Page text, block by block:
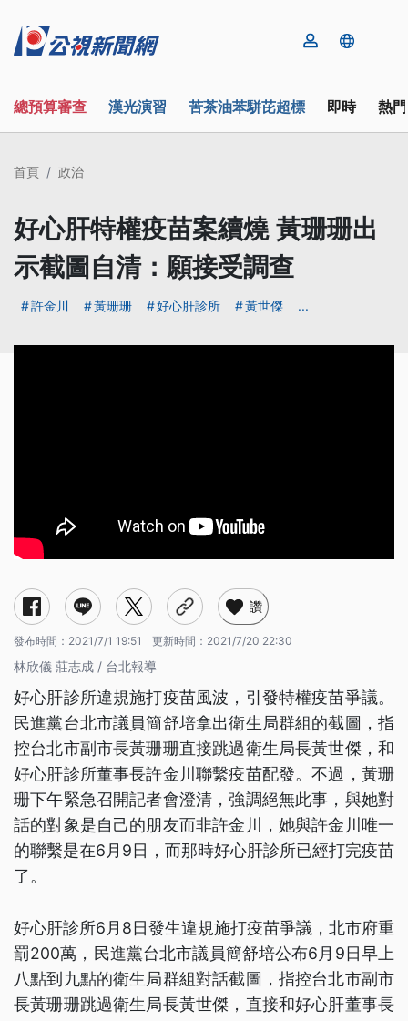
總預算審查 漢光演習 苦茶油苯駢芘超標 即時 熱
首頁 政治
好心肝特權疫苗案續燒 黃珊珊出
示截圖自清：願接受調查
許金川 黃珊珊 好心肝診所 黃世傑 ...
讚
發布時間： 2021/7/1 19:51 更新時間： 2021/7/20 22:30
林欣儀 莊志成 / 台北報導
好心肝診所違規施打疫苗風波，引發特權疫苗爭議。
民進黨台北市議員簡舒培拿出衛生局群組的截圖，指
控台北市副市長黃珊珊直接跳過衛生局長黃世傑，和
好心肝診所董事長許金川聯繫疫苗配發。不過，黃珊
珊下午緊急召開記者會澄清，強調絕無此事，與她對
話的對象是自己的朋友而非許金川，她與許金川唯一
的聯繫是在6月9日，而那時好心肝診所已經打完疫苗
了。
好心肝診所6月8日發生違規施打疫苗爭議，北市府重
罰200萬，民進黨台北市議員簡舒培公布6月9日早上
八點到九點的衛生局群組對話截圖，指控台北市副市
長黃珊珊跳過衛生局長黃世傑，直接和好心肝董事長